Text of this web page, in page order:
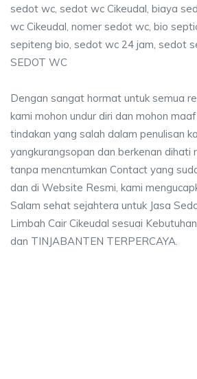
sedot wc, sedot wc Cikeudal, biaya
wc Cikeudal, nomer sedot wc, bio
sepiteng bio, sedot wc 24 jam, sedot
SEDOT WC
Dengan sangat hormat untuk semua
kami mohon undur diri dan mohon
tindakan yang salah dalam penulisan
yangkurangsopan dan berkenan dihati
tanpa mencntumkan Contact yang
dan di Website Resmi, kami
Salam sehat sejahtera untuk Jasa
Limbah Cair Cikeudal sesuai
dan TINJABANTEN TERPERCAYA.